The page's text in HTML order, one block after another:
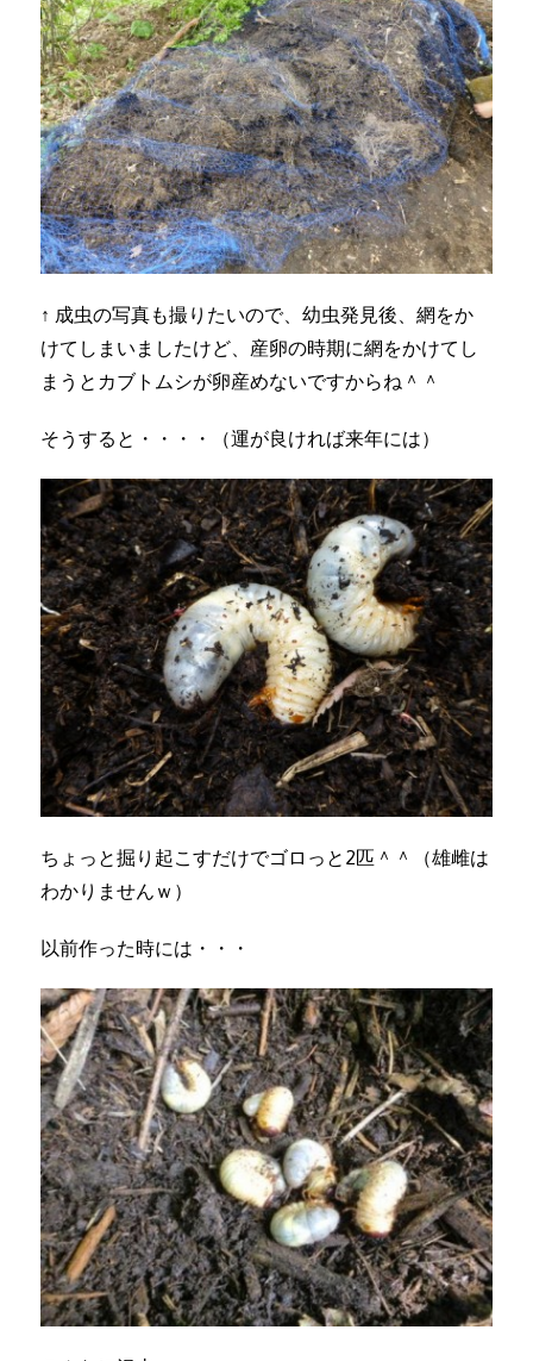
↑ 成虫の写真も撮りたいので、幼虫発見後、網をか
けてしまいましたけど、産卵の時期に網をかけてし
まうとカブトムシが卵産めないですからね＾＾
そうすると・・・・（運が良ければ来年には）
ちょっと掘り起こすだけでゴロっと2匹＾＾（雄雌は
わかりませんｗ）
以前作った時には・・・